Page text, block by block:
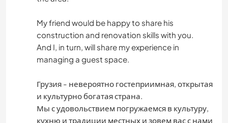
My friend would be happy to share his
construction and renovation skills with you.
And I, in turn, will share my experience in
managing a guest space.
Грузия - невероятно гостеприимная, открытая
и культурно богатая страна.
Мы с удовольствием погружаемся в культуру,
кухню и традиции местных и зовем вас с нами